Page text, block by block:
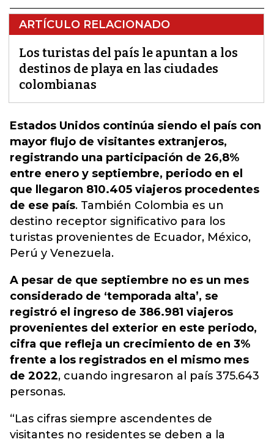
ARTÍCULO RELACIONADO
Los turistas del país le apuntan a los
destinos de playa en las ciudades
colombianas
Estados Unidos continúa siendo el país con
mayor flujo de visitantes extranjeros,
registrando una participación de 26,8%
entre enero y septiembre, periodo en el
que llegaron 810.405 viajeros procedentes
de ese país. También Colombia es un
destino receptor significativo para los
turistas provenientes de Ecuador, México,
Perú y Venezuela.
A pesar de que septiembre no es un mes
considerado de ‘temporada alta’, se
registró el ingreso de 386.981 viajeros
provenientes del exterior en este periodo,
cifra que refleja un crecimiento de en 3%
frente a los registrados en el mismo mes
de 2022, cuando ingresaron al país 375.643
personas.
“Las cifras siempre ascendentes de
visitantes no residentes se deben a la